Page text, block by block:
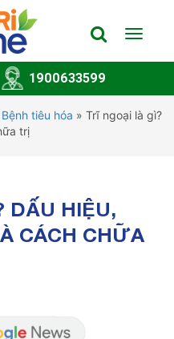
Toggle
1900633599
Bệnh tiêu hóa » Trĩ ngoại là gì?
trị
DẤU HIỆU,
CÁCH CHỮA